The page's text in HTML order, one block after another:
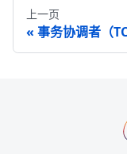
上一页
事务协调者（TC